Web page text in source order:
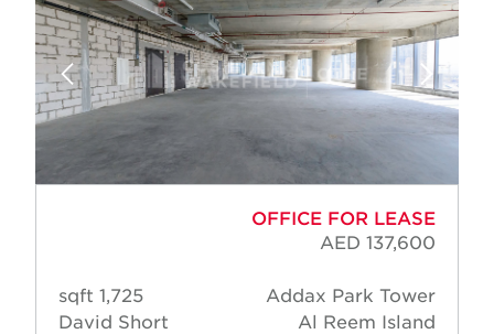
OFFICE FOR LEASE
AED 137,600
Addax Park Tower
Al Reem Island
1,725 sqft
David Short